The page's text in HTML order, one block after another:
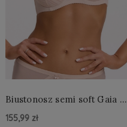
Biustonosz semi soft Gaia BS
155,99 zł